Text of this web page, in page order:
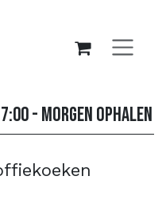
- morgen ophalen